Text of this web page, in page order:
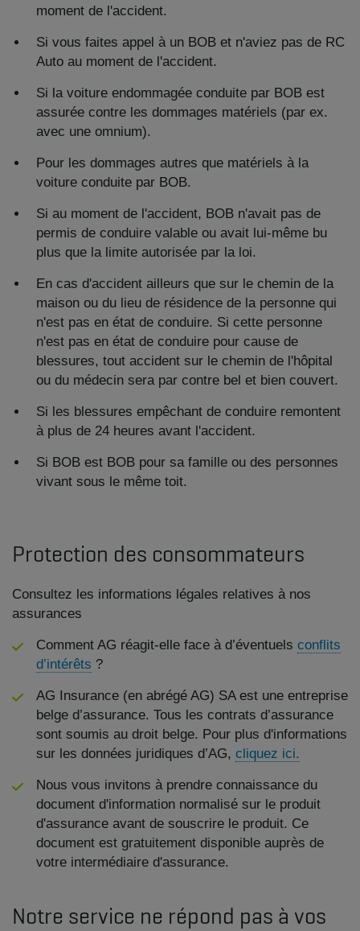
moment de l'accident.
Si vous faites appel à un BOB et n'aviez pas de RC
Auto au moment de l'accident.
Si la voiture endommagée conduite par BOB est
assurée contre les dommages matériels (par ex.
avec une omnium).
Pour les dommages autres que matériels à la
voiture conduite par BOB.
Si au moment de l'accident, BOB n'avait pas de
permis de conduire valable ou avait lui-même bu
plus que la limite autorisée par la loi.
En cas d'accident ailleurs que sur le chemin de la
maison ou du lieu de résidence de la personne qui
n'est pas en état de conduire. Si cette personne
n'est pas en état de conduire pour cause de
blessures, tout accident sur le chemin de l'hôpital
ou du médecin sera par contre bel et bien couvert.
Si les blessures empêchant de conduire remontent
à plus de 24 heures avant l'accident.
Si BOB est BOB pour sa famille ou des personnes
vivant sous le même toit.​
Protection des consommateurs
Consultez les informations légales relatives à nos
assurances
Comment AG réagit-elle face à d’éventuels conflits
d’intérêts ?
AG Insurance (en abrégé AG) SA est une entreprise
belge d’assurance. Tous les contrats d’assurance
sont soumis au droit belge. Pour plus d'informations
sur les données juridiques d’AG, cliquez ici.
Nous vous invitons à prendre connaissance du
document d'information normalisé sur le produit
d'assurance avant de souscrire le produit. Ce
document est gratuitement disponible auprès de
votre intermédiaire d'assurance.
Notre service ne répond pas à vos